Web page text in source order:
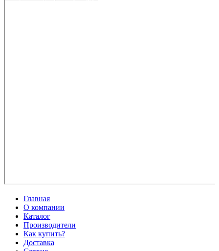
Главная
О компании
Каталог
Производители
Как купить?
Доставка